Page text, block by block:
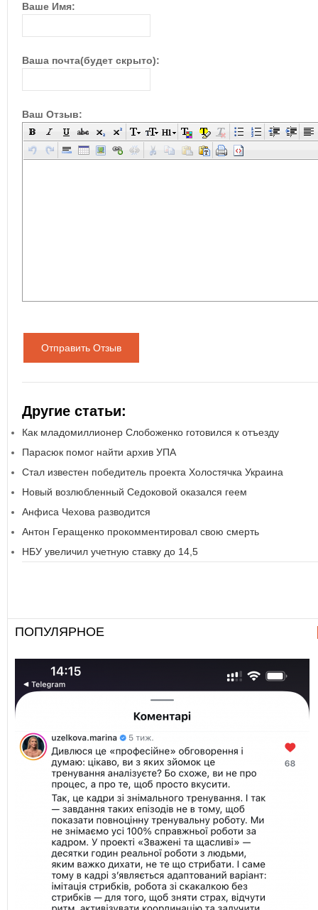
Ваше Имя:
Ваша почта(будет скрыто):
Ваш Отзыв:
Отправить Отзыв
Другие статьи:
Как младомиллионер Слобоженко готовился к отъезду
Парасюк помог найти архив УПА
Стал известен победитель проекта Холостячка Украина
Новый возлюбленный Седоковой оказался геем
Анфиса Чехова разводится
Антон Геращенко прокомментировал свою смерть
НБУ увеличил учетную ставку до 14,5
ПОПУЛЯРНОЕ